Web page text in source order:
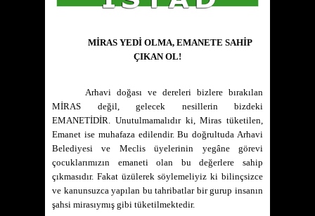
MİRAS YEDİ OLMA, EMANETE SAHİP
ÇIKAN OL!
Arhavi doğası ve dereleri bizlere bırakılan
MİRAS değil, gelecek nesillerin bizdeki
EMANETİDİR. Unutulmamalıdır ki, Miras tüketilen,
Emanet ise muhafaza edilendir. Bu doğrultuda Arhavi
Belediyesi ve Meclis üyelerinin yegâne görevi
çocuklarımızın emaneti olan bu değerlere sahip
çıkmasıdır. Fakat üzülerek söylemeliyiz ki bilinçsizce
ve kanunsuzca yapılan bu tahribatlar bir gurup insanın
şahsi mirasıymış gibi tüketilmektedir.